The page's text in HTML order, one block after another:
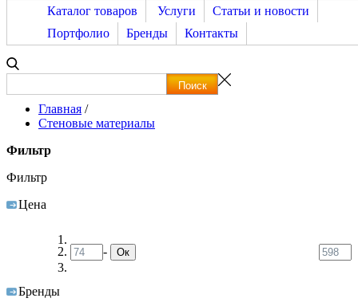
Каталог товаров Услуги
Статьи и новости
Портфолио
Бренды Контакты
Главная /
Стеновые материалы
Фильтр
Фильтр
Цена
- Ок
Бренды